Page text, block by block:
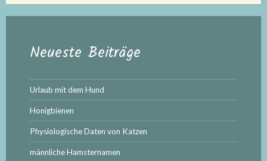
Neueste Beiträge
Urlaub mit dem Hund
Honigbienen
Physiologische Daten von Katzen
männliche Hamsternamen